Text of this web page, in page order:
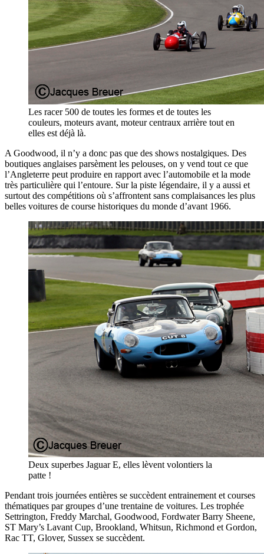
Les racer 500 de toutes les formes et de toutes les
couleurs, moteurs avant, moteur centraux arrière tout en
elles est déjà là.
A Goodwood, il n’y a donc pas que des shows nostalgiques. Des
boutiques anglaises parsèment les pelouses, on y vend tout ce que
l’Angleterre peut produire en rapport avec l’automobile et la mode
très particulière qui l’entoure. Sur la piste légendaire, il y a aussi et
surtout des compétitions où s’affrontent sans complaisances les plus
belles voitures de course historiques du monde d’avant 1966.
Deux superbes Jaguar E, elles lèvent volontiers la
patte !
Pendant trois journées entières se succèdent entrainement et courses
thématiques par groupes d’une trentaine de voitures. Les trophée
Settrington, Freddy Marchal, Goodwood, Fordwater Barry Sheene,
ST Mary’s Lavant Cup, Brookland, Whitsun, Richmond et Gordon,
Rac TT, Glover, Sussex se succèdent.